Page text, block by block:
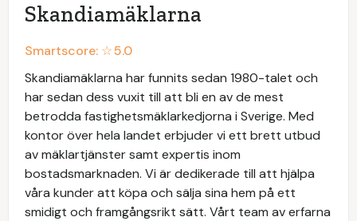
Skandiamäklarna
Smartscore: ☆5.0
Skandiamäklarna har funnits sedan 1980-talet och
har sedan dess vuxit till att bli en av de mest
betrodda fastighetsmäklarkedjorna i Sverige. Med
kontor över hela landet erbjuder vi ett brett utbud
av mäklartjänster samt expertis inom
bostadsmarknaden. Vi är dedikerade till att hjälpa
våra kunder att köpa och sälja sina hem på ett
smidigt och framgångsrikt sätt. Vårt team av erfarna